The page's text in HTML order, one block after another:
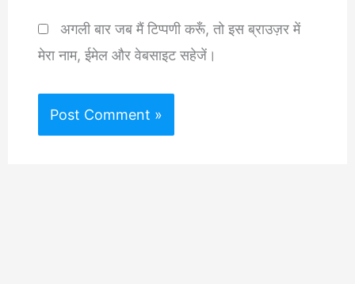
अगली बार जब मैं टिप्पणी करूँ, तो इस ब्राउज़र में
मेरा नाम, ईमेल और वेबसाइट सहेजें।